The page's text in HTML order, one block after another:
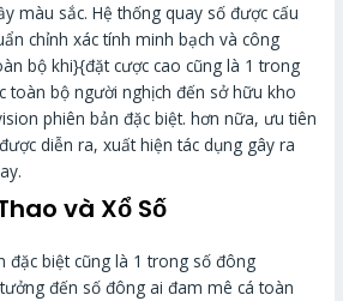
màu sắc. Hệ thống quay số được cấu
chỉnh xác tính minh bạch và công
bộ khi}{đặt cược cao cũng là 1 trong
toàn bộ người nghịch đến sở hữu kho
phiên bản đặc biệt. hơn nữa, ưu tiên
diễn ra, xuất hiện tác dụng gây ra
và Xổ Số
đặc biệt cũng là 1 trong số đông
đến số đông ai đam mê cá toàn